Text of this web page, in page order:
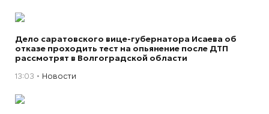
Дело саратовского вице-губернатора Исаева об
отказе проходить тест на опьянение после ДТП
рассмотрят в Волгоградской области
13:03 Новости